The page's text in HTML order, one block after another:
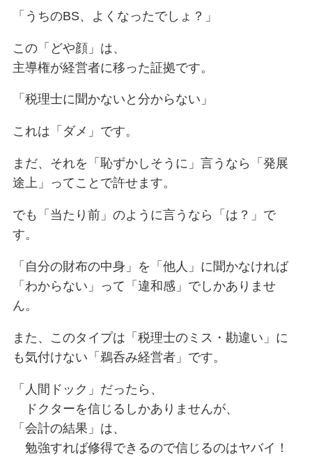
「うちのBS、よくなったでしょ？」
この「どや顔」は、
主導権が経営者に移った証拠です。
「税理士に聞かないと分からない」
これは「ダメ」です。
まだ、それを「恥ずかしそうに」言うなら「発展
途上」ってことで許せます。
でも「当たり前」のように言うなら「は？」で
す。
「自分の財布の中身」を「他人」に聞かなければ
「わからない」って「違和感」でしかありませ
ん。
また、このタイプは「税理士のミス・勘違い」に
も気付けない「鵜呑み経営者」です。
「人間ドック」だったら、
ドクターを信じるしかありませんが、
「会計の結果」は、
勉強すれば修得できるので信じるのはヤバイ！